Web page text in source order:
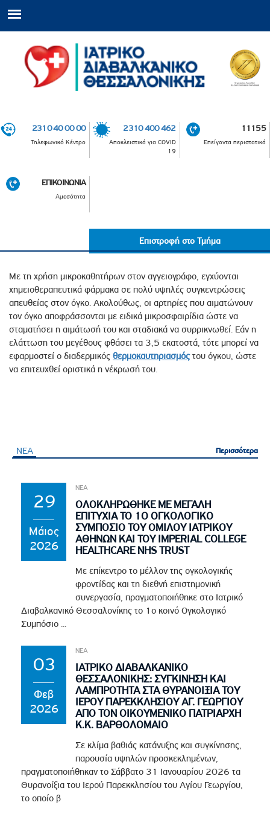
2310 40 00 00
Τηλεφωνικό Κέντρο
2310 400 462
Αποκλειστικά για COVID
19
11155
Επείγοντα περιστατικά
ΕΠΙΚΟΙΝΩΝΙΑ
Αμεσότητα
Επιστροφή στο Τμήμα
Με τη χρήση μικροκαθητήρων στον αγγειογράφο, εγχύονται
χημειοθεραπευτικά φάρμακα σε πολύ υψηλές συγκεντρώσεις
απευθείας στον όγκο. Ακολούθως, οι αρτηρίες που αιματώνουν
τον όγκο αποφράσσονται με ειδικά μικροσφαιρίδια ώστε να
σταματήσει η αιμάτωσή του και σταδιακά να συρρικνωθεί. Εάν η
ελάττωση του μεγέθους φθάσει τα 3,5 εκατοστά, τότε μπορεί να
εφαρμοστεί ο διαδερμικός θερμοκαυτηριασμόςτου όγκου, ώστε
να επιτευχθεί οριστικά η νέκρωσή του.
ΝΕΑ Περισσότερα
Περισσότερα
29
Μάιος
2026
ΝΕΑ
ΟΛΟΚΛΗΡΩΘΗΚΕ ΜΕ ΜΕΓΑΛΗ
ΕΠΙΤΥΧΙΑ ΤΟ 1Ο ΟΓΚΟΛΟΓΙΚΟ
ΣΥΜΠΟΣΙΟ ΤΟΥ ΟΜΙΛΟΥ ΙΑΤΡΙΚΟΥ
ΑΘΗΝΩΝ ΚΑΙ ΤΟΥ IMPERIAL COLLEGE
HEALTHCARE NHS TRUST
Με επίκεντρο το μέλλον της ογκολογικής
φροντίδας και τη διεθνή επιστημονική
συνεργασία, πραγματοποιήθηκε στο Ιατρικό
Διαβαλκανικό Θεσσαλονίκης το 1ο κοινό Ογκολογικό
Συμπόσιο ...
03
Φεβ
2026
ΝΕΑ
ΙΑΤΡΙΚΟ ΔΙΑΒΑΛΚΑΝΙΚΟ
ΘΕΣΣΑΛΟΝΙΚΗΣ: ΣΥΓΚΙΝΗΣΗ ΚΑΙ
ΛΑΜΠΡΟΤΗΤΑ ΣΤΑ ΘΥΡΑΝΟΙΞΙΑ ΤΟΥ
ΙΕΡΟΥ ΠΑΡΕΚΚΛΗΣΙΟΥ ΑΓ. ΓΕΩΡΓΙΟΥ
ΑΠΟ ΤΟΝ ΟΙΚΟΥΜΕΝΙΚΟ ΠΑΤΡΙΑΡΧΗ
Κ.Κ. ΒΑΡΘΟΛΟΜΑΙΟ
Σε κλίμα βαθιάς κατάνυξης και συγκίνησης,
παρουσία υψηλών προσκεκλημένων,
πραγματοποιήθηκαν το Σάββατο 31 Ιανουαρίου 2026 τα
Θυρανοίξια του Ιερού Παρεκκλησίου του Αγίου Γεωργίου,
το οποίο β